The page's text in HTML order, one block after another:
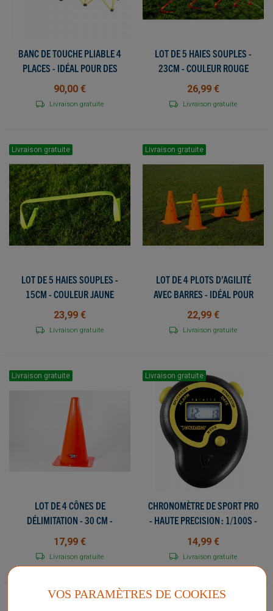
BANC DE TOUCHE PLIABLE 4
PLACES - IDÉAL POUR DES
TOURNOIS OU ÉVÈNEMENTS
TEMPORAIRES
90,00 €
Livraison gratuite
LOT DE 5 HAIES SOUPLES -
23CM - COULEUR ROUGE
26,99 €
Livraison gratuite
Livraison gratuite
LOT DE 5 HAIES SOUPLES -
15CM - COULEUR JAUNE
23,99 €
Livraison gratuite
Livraison gratuite
LOT DE 4 PLOTS D’AGILITÉ
AVEC BARRES - IDÉAL POUR
DES EXERCICES VARIÉS
22,99 €
Livraison gratuite
Livraison gratuite
LOT DE 4 CÔNES DE
DÉLIMITATION - 30 CM -
VISIBLE ET ERGONOMIQUE !
17,99 €
Livraison gratuite
Livraison gratuite
CHRONOMÈTRE DE SPORT PRO
- HAUTE PRECISION : 1/100S -
ALARME/JOUR ET
HEURE/COMPTE À REBOURS
14,99 €
Livraison gratuite
VOS PARAMÈTRES DE COOKIES